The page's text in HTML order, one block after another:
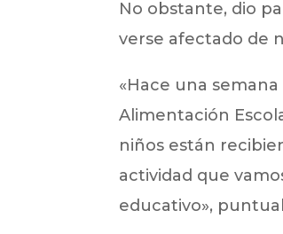
No obstante, dio
verse afectado de
«Hace una
Alimentación
niños están
actividad que
educativo»,